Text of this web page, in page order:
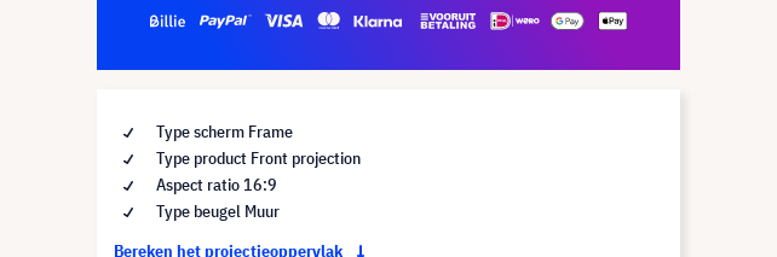
Type scherm Frame
Type product Front projection
Aspect ratio 16:9
Type beugel Muur
Bereken het projectieoppervlak